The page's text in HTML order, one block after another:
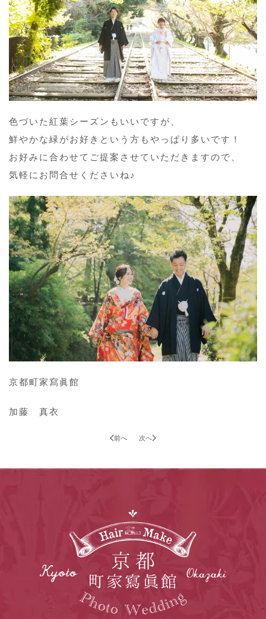
色づいた紅葉シーズンもいいですが、
鮮やかな緑がお好きという方もやっぱり多いです！
お好みに合わせてご提案させていただきますので、
気軽にお問合せくださいね♪
京都町家寫眞館
加藤 真衣
前へ 次へ